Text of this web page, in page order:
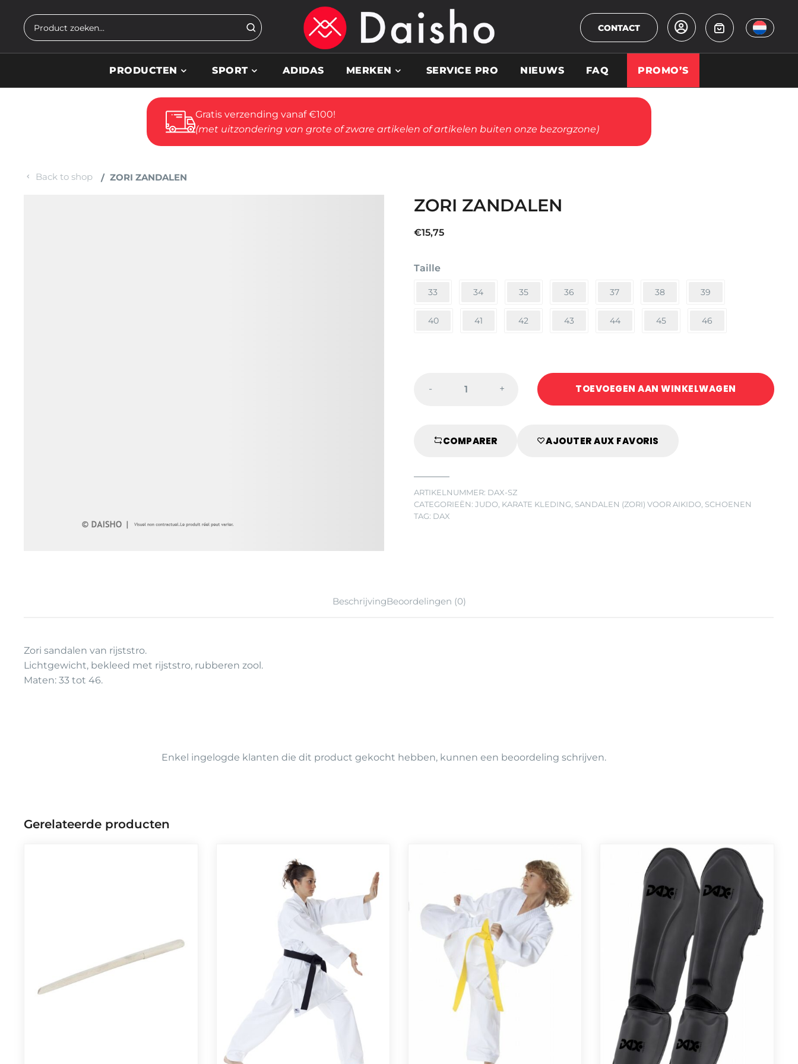
Zoeken
CONTACT
PRODUCTEN SPORT ADIDAS MERKEN SERVICE PRO NIEUWS FAQ PROMO’S
Gratis verzending vanaf €100!
(met uitzondering van grote of zware artikelen of artikelen buiten onze bezorgzone)
Back to shop ZORI ZANDALEN
ZORI ZANDALEN
€15,75
Taille
33 34 35 36 37 38 39
40 41 42 43 44 45 46
ZORI
- + TOEVOEGEN AAN WINKELWAGEN
COMPARER AJOUTER AUX FAVORIS
ARTIKELNUMMER: DAX-SZ
CATEGORIEËN:JUDO KARATE KLEDING SANDALEN (ZORI) VOOR AIKIDO SCHOENEN
TAG: DAX
BeschrijvingBeoordelingen (0)
Zori sandalen van rijststro.
Lichtgewicht, bekleed met rijststro, rubberen zool.
Maten: 33 tot 46.
Enkel ingelogde klanten die dit product gekocht hebben, kunnen een beoordeling schrijven.
Gerelateerde producten